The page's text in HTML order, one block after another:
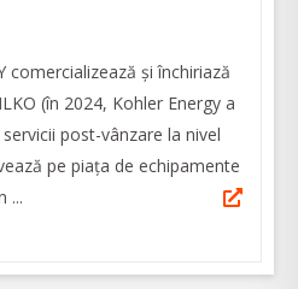
comercializează și închiriază
(în 2024, Kohler Energy a
post-vânzare la nivel
pe piața de echipamente
...